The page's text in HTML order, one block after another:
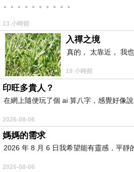
馬爾默城堡Malmo
。。。。。。。。。。
13 小時前
入禪之境
真的， 太靠近， 我也
19 小時前
印旺多貴人？
在網上隨便玩了個 ai 算八字，感覺好
2026-08-06
媽媽的需求
2026 年 8 月 6 日我希望能有靈感，平靜
2026-08-06